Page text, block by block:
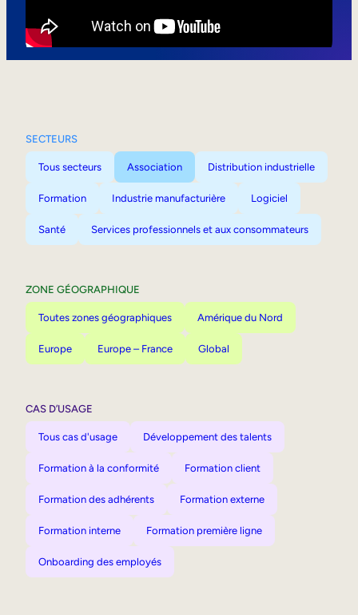
SECTEURS
Tous secteurs Association Distribution industrielle
Formation Industrie manufacturière Logiciel
Santé Services professionnels et aux consommateurs
ZONE GÉOGRAPHIQUE
Toutes zones géographiques Amérique du Nord
Europe Europe – France Global
CAS D’USAGE
Tous cas d'usage Développement des talents
Formation à la conformité Formation client
Formation des adhérents Formation externe
Formation interne Formation première ligne
Onboarding des employés